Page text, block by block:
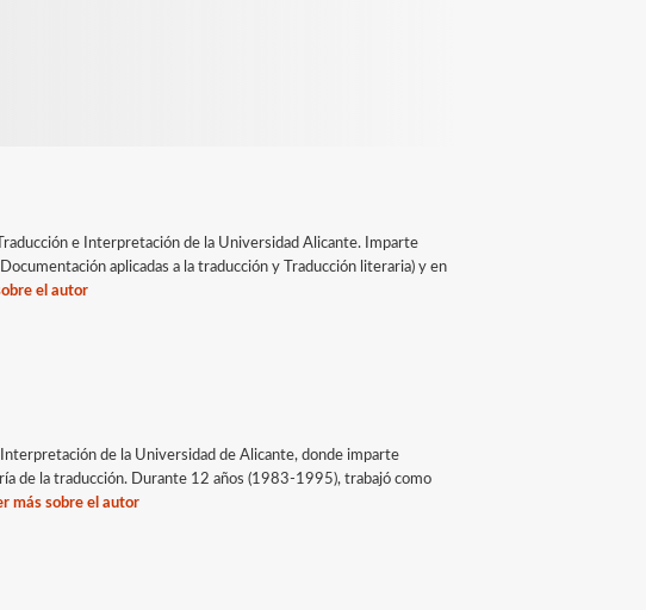
e Interpretación de la Universidad Alicante. Imparte
aplicadas a la traducción y Traducción literaria) y en
el autor
de la Universidad de Alicante, donde imparte
de la traducción. Durante 12 años (1983-1995), trabajó como
más sobre el autor